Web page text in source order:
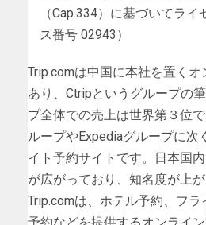
（Cap.334）に基づいてラ
ス番号 02943）
Trip.comは中国に本社を置く
あり、Ctripというグループの
プ全体での売上は世界第３位
ループやExpediaグループに次
イト予約サイトです。日本国
が広がっており、知名度が上が
Trip.comは、ホテル予約、フ
予約などを提供するオンライ